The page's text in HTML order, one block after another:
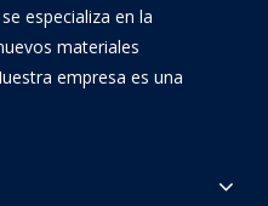
especializa en la
materiales
empresa es una